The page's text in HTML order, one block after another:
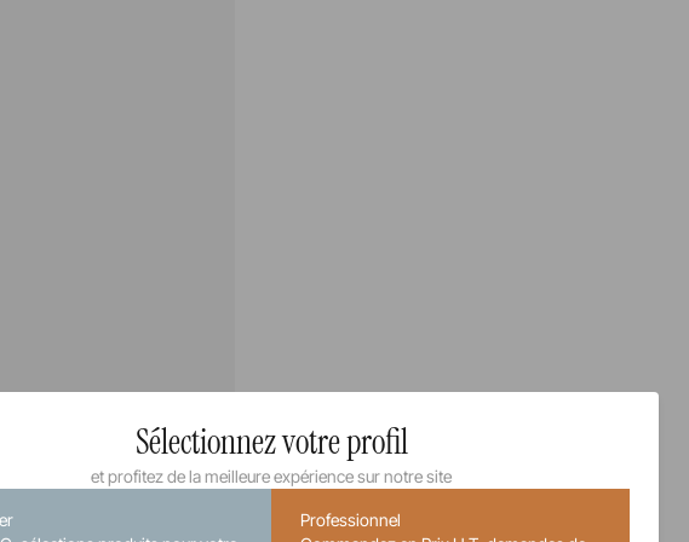
Sélectionnez votre profil
et profitez de la meilleure expérience sur notre site
Professionnel